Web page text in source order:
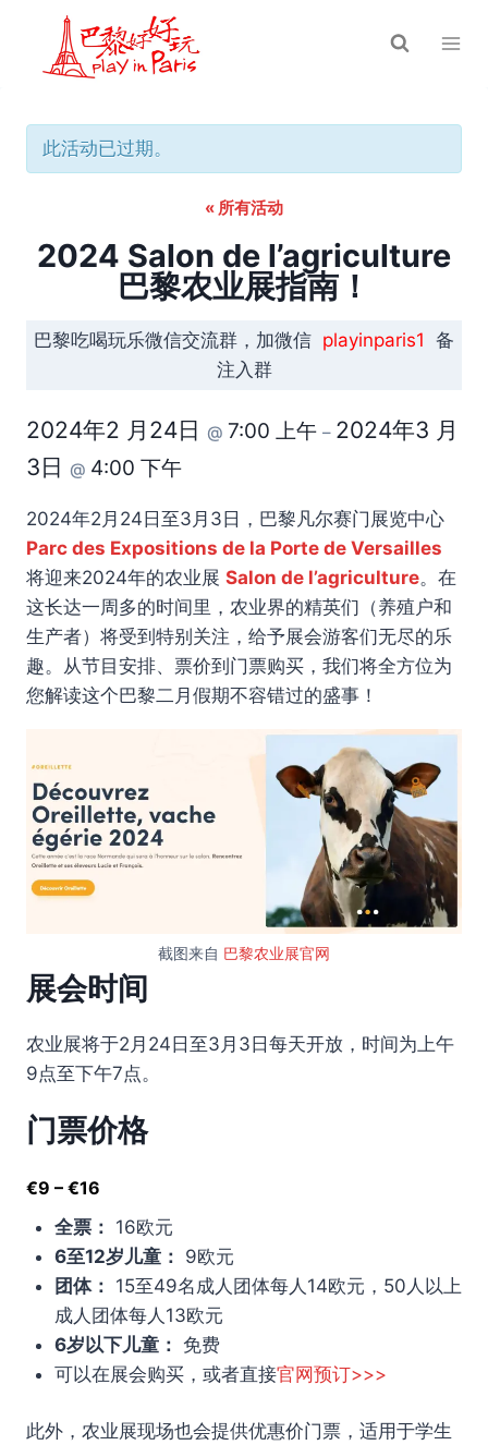
此活动已过期。
« 所有活动
2024 Salon de l’agriculture
巴黎农业展指南！
巴黎吃喝玩乐微信交流群，加微信 playinparis1 备
注入群
2024年2 月24日 @ 7:00 上午 – 2024年3 月
3日 @ 4:00 下午
2024年2月24日至3月3日，巴黎凡尔赛门展览中心
Parc des Expositions de la Porte de Versailles
将迎来2024年的农业展 Salon de l’agriculture。在
这长达一周多的时间里，农业界的精英们（养殖户和
生产者）将受到特别关注，给予展会游客们无尽的乐
趣。从节目安排、票价到门票购买，我们将全方位为
您解读这个巴黎二月假期不容错过的盛事！
截图来自 巴黎农业展官网
展会时间
农业展将于2月24日至3月3日每天开放，时间为上午
9点至下午7点。
门票价格
€9 – €16
全票： 16欧元
6至12岁儿童： 9欧元
团体： 15至49名成人团体每人14欧元，50人以上
成人团体每人13欧元
6岁以下儿童： 免费
可以在展会购买，或者直接官网预订>>>
此外，农业展现场也会提供优惠价门票，适用于学生